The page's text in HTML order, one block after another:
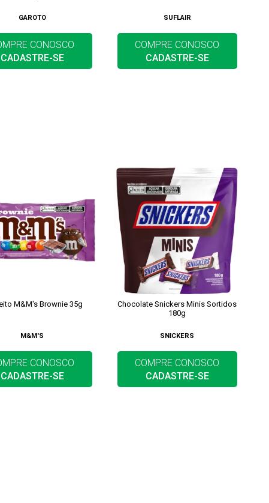
GAROTO
CONOSCO
CADASTRE-SE
SUFLAIR
COMPRE CONOSCO
CADASTRE-SE
M&M's Brownie 35g
M&M'S
CONOSCO
CADASTRE-SE
Chocolate Snickers Minis Sortidos
180g
SNICKERS
COMPRE CONOSCO
CADASTRE-SE